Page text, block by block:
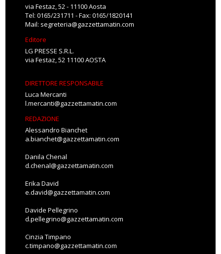
via Festaz, 52 - 11100 Aosta
Tel: 0165/231711 - Fax: 0165/1820141
Mail: segreteria@gazzettamatin.com
Editore
LG PRESSE S.R.L.
via Festaz, 52 11100 AOSTA
DIRETTORE RESPONSABILE
Luca Mercanti
l.mercanti@gazzettamatin.com
REDAZIONE
Alessandro Bianchet
a.bianchet@gazzettamatin.com
Danila Chenal
d.chenal@gazzettamatin.com
Erika David
e.david@gazzettamatin.com
Davide Pellegrino
d.pellegrino@gazzettamatin.com
Cinzia Timpano
c.timpano@gazzettamatin.com